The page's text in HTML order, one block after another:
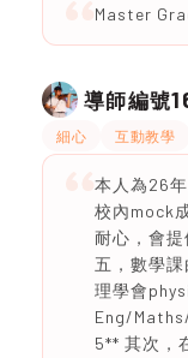
Master
導師編號
細心 互動教學
本人為26
校內mock
耐心，會
五，數學
理學會
Eng/
5** 其次，